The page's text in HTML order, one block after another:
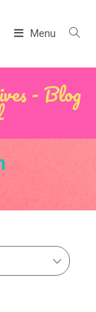
Menu
- Blog